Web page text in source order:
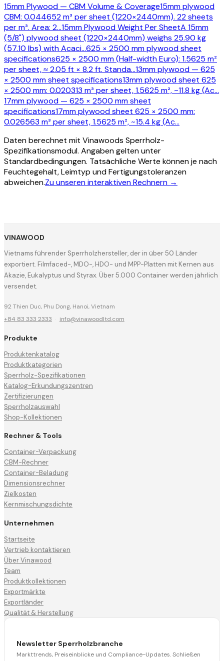
15mm Plywood — CBM Volume & Coverage15mm plywood
CBM: 0.044652 m³ per sheet (1220×2440mm). 22 sheets
per m³. Area: 2…15mm Plywood Weight Per SheetA 15mm
(5/8") plywood sheet (1220×2440mm) weighs 25.90 kg
(57.10 lbs) with Acaci…625 × 2500 mm plywood sheet
specifications625 × 2500 mm (Half-width Euro): 1.5625 m²
per sheet, ≈ 2.05 ft × 8.2 ft. Standa…13mm plywood — 625
× 2500 mm sheet specifications13mm plywood sheet 625
× 2500 mm: 0.020313 m³ per sheet, 1.5625 m², ~11.8 kg (Ac…
17mm plywood — 625 × 2500 mm sheet
specifications17mm plywood sheet 625 × 2500 mm:
0.026563 m³ per sheet, 1.5625 m², ~15.4 kg (Ac…
Daten berechnet mit Vinawoods Sperrholz-
Spezifikationsmodul. Angaben gelten unter
Standardbedingungen. Tatsächliche Werte können je nach
Feuchtegehalt, Leimtyp und Fertigungstoleranzen
abweichen.Zu unseren interaktiven Rechnern →
VINAWOOD
Vietnams führender Sperrholzhersteller, der in über 50 Länder
exportiert. Filmfaced-, MDO-, HDO- und MPP-Platten mit Kernen aus
Akazie, Eukalyptus und Styrax. Über 5.000 Container werden jährlich
versendet.
92 Thien Duc, Phu Dong, Hanoi, Vietnam
+84 83 333 2333 · info@vinawoodltd.com
Produkte
Produktenkatalog
Produktkategorien
Sperrholz-Spezifikationen
Katalog-Erkundungszentren
Zertifizierungen
Sperrholzauswahl
Shop-Kollektionen
Rechner & Tools
Container-Verpackung
CBM-Rechner
Container-Beladung
Dimensionsrechner
Zielkosten
Kernmischungsdichte
Unternehmen
Startseite
Vertrieb kontaktieren
Über Vinawood
Team
Produktkollektionen
Exportmärkte
Exportländer
Qualität & Herstellung
Newsletter Sperrholzbranche
Markttrends, Preiseinblicke und Compliance-Updates. Schließen